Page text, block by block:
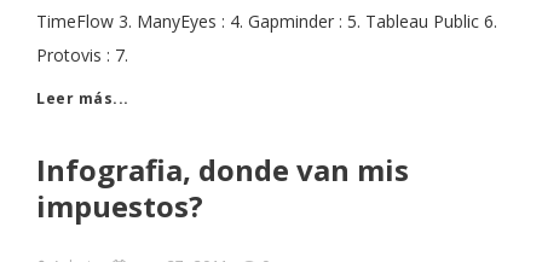
TimeFlow 3. ManyEyes : 4. Gapminder : 5. Tableau Public 6.
Protovis : 7.
Leer más...
Infografia, donde van mis
impuestos?